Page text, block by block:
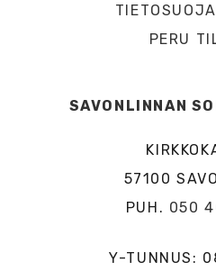
PERU
SAVONLINNAN
57100
PUH. 050
Y-TUNNUS: